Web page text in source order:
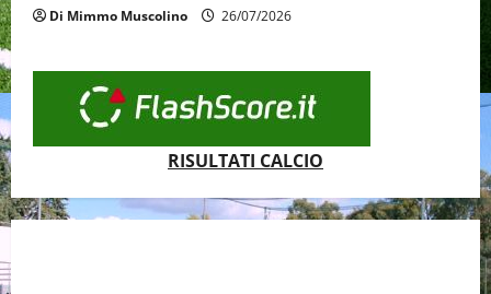
Di Mimmo Muscolino 26/07/2026
RISULTATI CALCIO